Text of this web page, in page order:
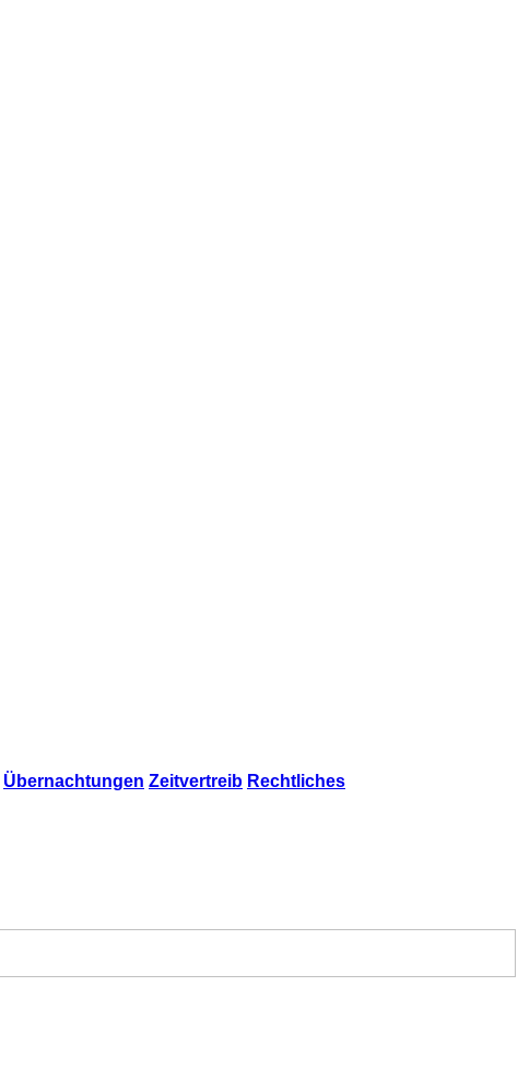
Übernachtungen Zeitvertreib Rechtliches